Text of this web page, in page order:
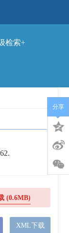
检索+
(0.6MB)
XML下载
分享